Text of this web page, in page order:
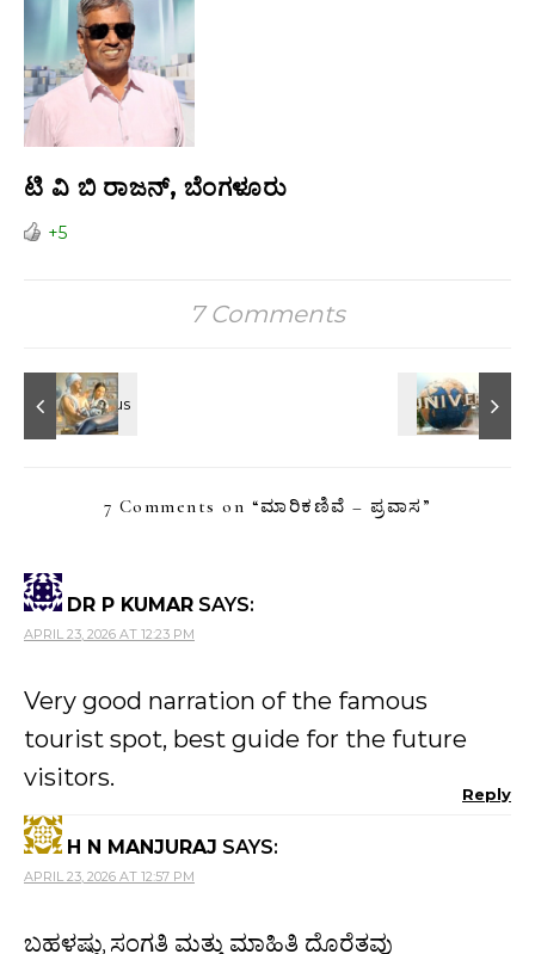
ಟಿ ವಿ ಬಿ ರಾಜನ್‌, ಬೆಂಗಳೂರು
+5
7 Comments
7 Comments on “ಮಾರಿಕಣಿವೆ – ಪ್ರವಾಸ ”
DR P KUMAR SAYS:
APRIL 23, 2026 AT 12:23 PM
Very good narration of the famous
tourist spot, best guide for the future
visitors.
Reply
H N MANJURAJ SAYS:
APRIL 23, 2026 AT 12:57 PM
ಬಹಳಷ್ಟು ಸಂಗತಿ ಮತ್ತು ಮಾಹಿತಿ ದೊರೆತವು